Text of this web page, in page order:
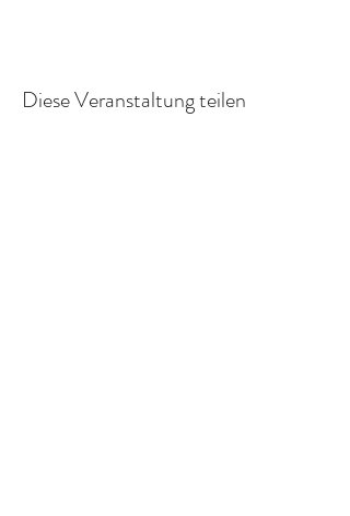
Diese Veranstaltung teilen